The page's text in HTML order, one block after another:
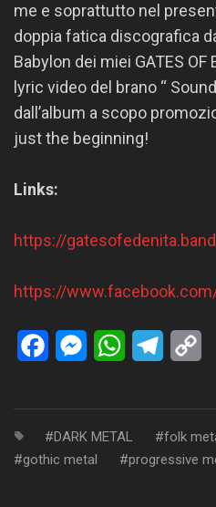
me e soprattutto nel
doppia fatica discografica
Babylon dei miei GATES OF
lyric video del brano “
dall’album a scopo
just the beginning!
Links:
https://
https://
FacebookMessengerWhatsAppTelegram
DARK METAL folk
gothic metal
progressive